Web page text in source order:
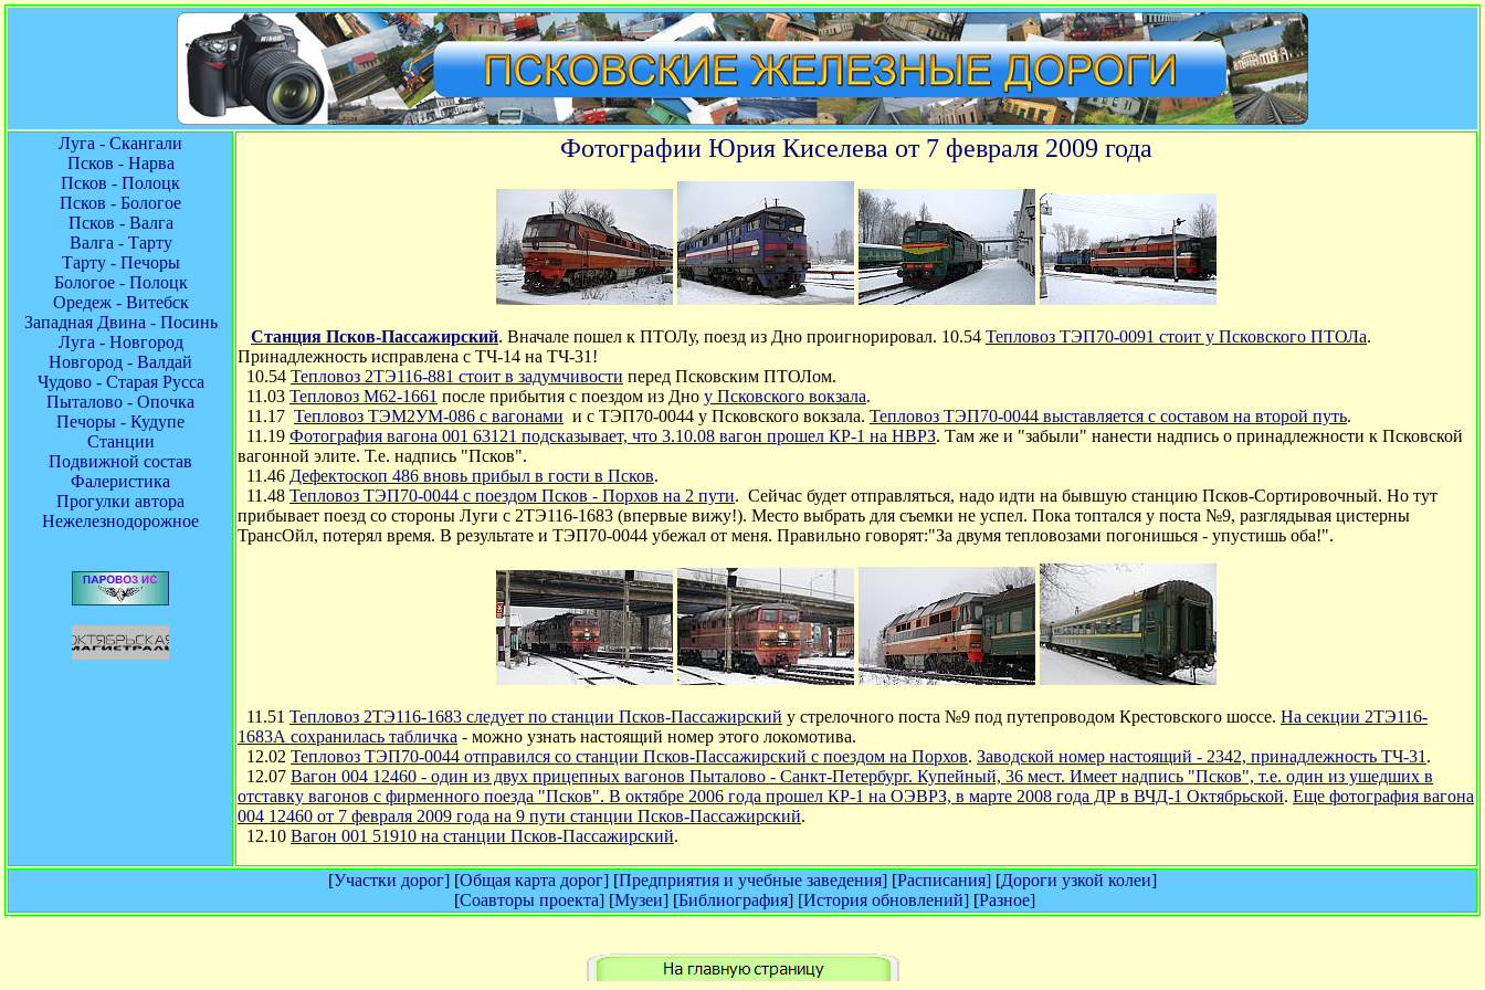
Луга - Скангали
Псков - Нарва
Псков - Полоцк
Псков - Бологое
Псков - Валга
Валга - Тарту
Тарту - Печоры
Бологое - Полоцк
Оредеж - Витебск
Западная Двина - Посинь
Луга - Новгород
Новгород - Валдай
Чудово - Старая Русса
Пыталово - Опочка
Печоры - Кудупе
Станции
Подвижной состав
Фалеристика
Прогулки автора
Нежелезнодорожное
Фотографии Юрия Киселева от 7 февраля 2009 года
Станция Псков-Пассажирский. Вначале пошел к ПТОЛу, поезд из Дно проигнорировал. 10.54 Тепловоз ТЭП70-0091 стоит у Псковского ПТОЛа.
Принадлежность исправлена с ТЧ-14 на ТЧ-31!
10.54 Тепловоз 2ТЭ116-881 стоит в задумчивости перед Псковским ПТОЛом.
11.03 Тепловоз М62-1661 после прибытия с поездом из Дно у Псковского вокзала.
11.17 Тепловоз ТЭМ2УМ-086 с вагонами и с ТЭП70-0044 у Псковского вокзала. Тепловоз ТЭП70-0044 выставляется с составом на второй путь.
11.19 Фотография вагона 001 63121 подсказывает, что 3.10.08 вагон прошел КР-1 на НВРЗ. Там же и "забыли" нанести надпись о принадлежности к Псковской
вагонной элите. Т.е. надпись "Псков".
11.46 Дефектоскоп 486 вновь прибыл в гости в Псков.
11.48 Тепловоз ТЭП70-0044 с поездом Псков - Порхов на 2 пути. Сейчас будет отправляться, надо идти на бывшую станцию Псков-Сортировочный. Но тут
прибывает поезд со стороны Луги с 2ТЭ116-1683 (впервые вижу!). Место выбрать для съемки не успел. Пока топтался у поста №9, разглядывая цистерны
ТрансОйл, потерял время. В результате и ТЭП70-0044 убежал от меня. Правильно говорят:"За двумя тепловозами погонишься - упустишь оба!".
11.51 Тепловоз 2ТЭ116-1683 следует по станции Псков-Пассажирский у стрелочного поста №9 под путепроводом Крестовского шоссе. На секции 2ТЭ116-
1683А сохранилась табличка - можно узнать настоящий номер этого локомотива.
12.02 Тепловоз ТЭП70-0044 отправился со станции Псков-Пассажирский с поездом на Порхов. Заводской номер настоящий - 2342, принадлежность ТЧ-31 .
12.07 Вагон 004 12460 - один из двух прицепных вагонов Пыталово - Санкт-Петербург. Купейный, 36 мест. Имеет надпись "Псков", т.е. один из ушедших в
отставку вагонов с фирменного поезда "Псков". В октябре 2006 года прошел КР-1 на ОЭВРЗ, в марте 2008 года ДР в ВЧД-1 Октябрьской. Еще фотография вагона
004 12460 от 7 февраля 2009 года на 9 пути станции Псков-Пассажирский.
12.10 Вагон 001 51910 на станции Псков-Пассажирский.
[Участки дорог] [Общая карта дорог] [Предприятия и учебные заведения] [Расписания] [Дороги узкой колеи]
[Соавторы проекта] [Музеи] [Библиография] [История обновлений] [Разное]